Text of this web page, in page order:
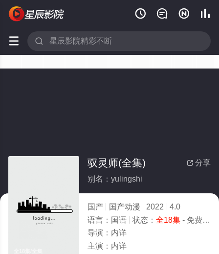
   
 
 分享
驭灵师(全集)
别名：yulingshi
国产 国产动漫 2022
4.0
语言： 国语 状态： 全18集- 免费在线观看
导演： 内详
主演： 内详